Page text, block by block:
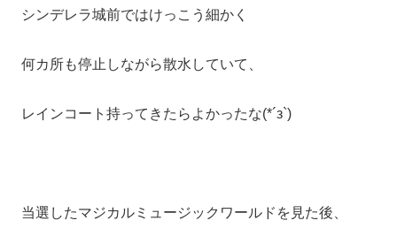
シンデレラ城前ではけっこう細かく
何カ所も停止しながら散水していて、
レインコート持ってきたらよかったな(*´з`)
当選したマジカルミュージックワールドを見た後、